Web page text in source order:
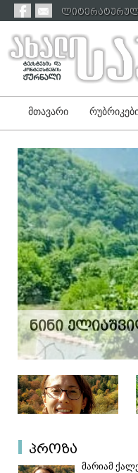
მთავარი
ნინი
პროზა
მარიამ